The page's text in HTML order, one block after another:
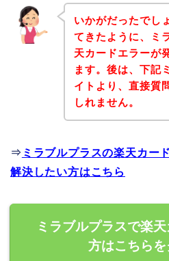
いかがだったでし
てきたように、ミ
天カードエラーが
ます。後は、下記
イトより、直接質
しれません。
⇒ ミラブルプラスの楽天カー
解決したい方はこちら
ミラブルプラスで楽
方はこちらを